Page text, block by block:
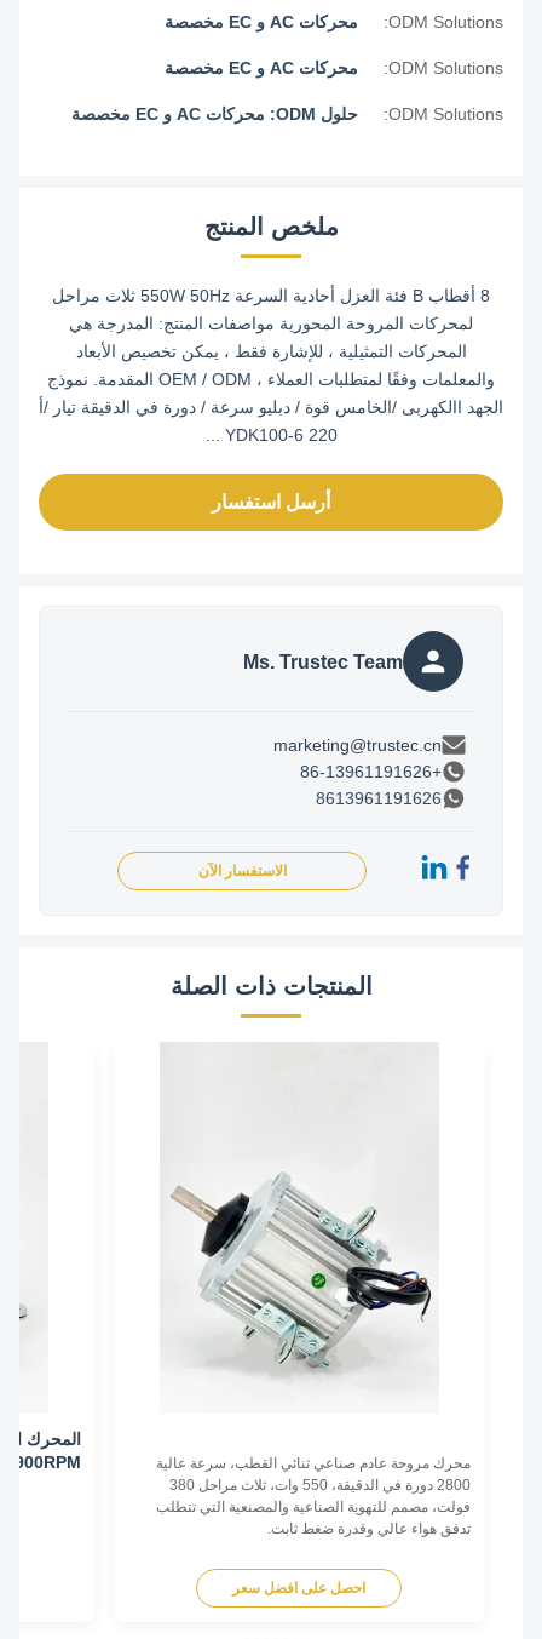
ODM Solutions: محركات AC و EC مخصصة
ODM Solutions: محركات AC و EC مخصصة
ODM Solutions: حلول ODM: محركات AC و EC مخصصة
ملخص المنتج
8 أقطاب B فئة العزل أحادية السرعة 550W 50Hz ثلاث مراحل
لمحركات المروحة المحورية مواصفات المنتج: المدرجة هي
المحركات التمثيلية ، للإشارة فقط ، يمكن تخصيص الأبعاد
والمعلمات وفقًا لمتطلبات العملاء ، OEM / ODM المقدمة. نموذج
الجهد االكهربى /الخامس قوة / دبليو سرعة / دورة في الدقيقة تيار /أ
YDK100-6 220 ...
أرسل استفسار
Ms. Trustec Team
marketing@trustec.cn
8613961191626
الاستفسار الآن
المنتجات ذات الصلة
محرك مروحة عادم صناعي ثنائي القطب، سرعة عالية
2800 دورة في الدقيقة، 550 وات، ثلاث مراحل 380
فولت، مصمم للتهوية الصناعية والمصنعية التي تتطلب
تدفق هواء عالي وقدرة ضغط ثابت.
احصل على افضل سعر
60HZ 900RPM